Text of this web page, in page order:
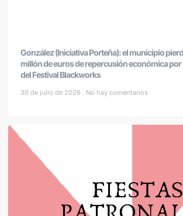
González (Iniciativa Porteña): el municipio
millón de euros de repercusión económica
del Festival Blackworks
30 de julio de 2026 No hay comentarios